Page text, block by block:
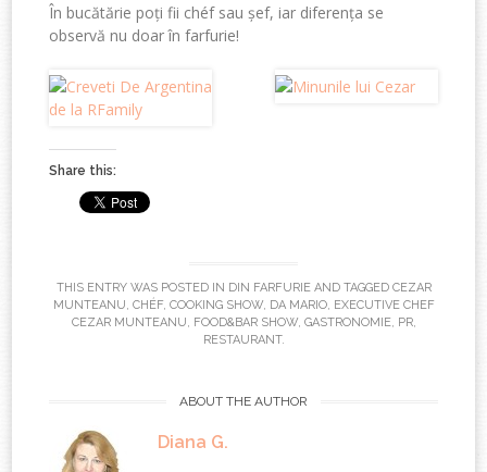
În bucătărie poți fii chéf sau șef, iar diferența se
observă nu doar în farfurie!
Share this:
THIS ENTRY WAS POSTED IN DIN FARFURIEAND TAGGED CEZAR
MUNTEANU, CHÉF, COOKING SHOW, DA MARIO, EXECUTIVE CHEF
CEZAR MUNTEANU, FOOD&BAR SHOW, GASTRONOMIE, PR,
RESTAURANT.
ABOUT THE AUTHOR
Diana G.